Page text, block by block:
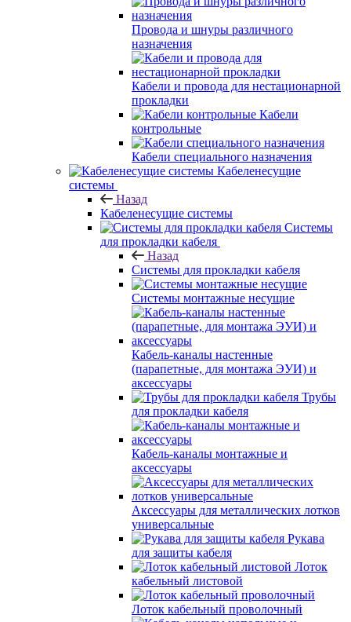
Провода и шнуры различного
назначения
Кабели и провода для нестационарной
прокладки
Кабели
контрольные
Кабели специального назначения
Кабеленесущие
системы
Назад
Кабеленесущие системы
Системы
для прокладки кабеля
Назад
Системы для прокладки кабеля
Системы монтажные несущие
Кабель-каналы настенные
(парапетные, для монтажа ЭУИ) и
аксессуары
Трубы
для прокладки кабеля
Кабель-каналы монтажные и
аксессуары
Аксессуары для металлических лотков
универсальные
Рукава
для защиты кабеля
Лоток
кабельный листовой
Лоток кабельный проволочный